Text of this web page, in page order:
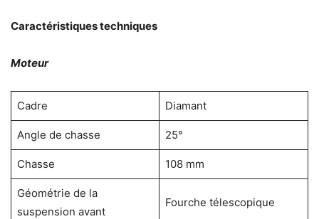
Caractéristiques techniques
Moteur
Cadre Diamant
Angle de chasse 25°
Chasse 108 mm
Géométrie de la
suspension avant
Fourche télescopique